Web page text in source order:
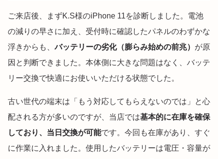
ご来店後、まずK.S様のiPhone 11を診断しました。電池
の減りの早さに加え、受付時に確認したパネルのわずかな
浮きからも、バッテリーの劣化（膨らみ始めの前兆） が原
因と判断できました。本体側に大きな問題はなく、バッテ
リー交換で快適にお使いいただける状態でした。
古い世代の端末は「もう対応してもらえないのでは」と心
配される方が多いのですが、当店では基本的に在庫を確保
しており、当日交換が可能です。今回も在庫があり、すぐ
に作業に入れました。使用したバッテリーは電圧・容量が